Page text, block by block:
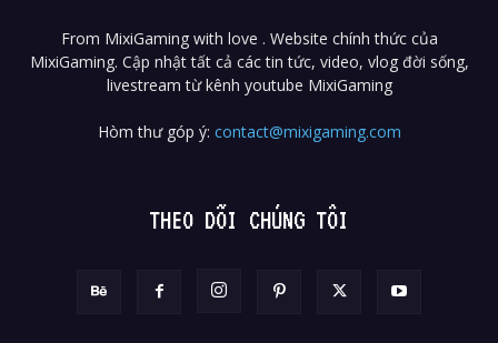
From MixiGaming with love . Website chính thức của
MixiGaming. Cập nhật tất cả các tin tức, video, vlog đời sống,
livestream từ kênh youtube MixiGaming
Hòm thư góp ý: contact@mixigaming.com
THEO DÕI CHÚNG TÔI